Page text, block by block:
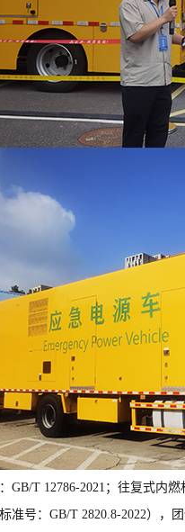
T 12786-2021；往复式内
号：GB/T 2820.8-2022），